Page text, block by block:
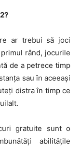
ar trebui să joci
rând, jocurile
de a petrece timp
sau în aceeași
distra în timp ce
gratuite sunt o
abilitățile